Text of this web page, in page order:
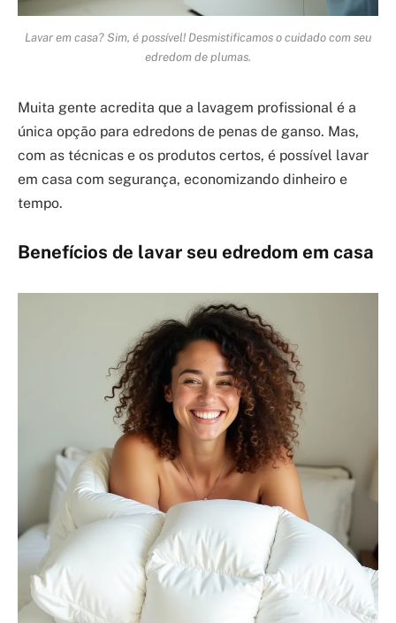
Lavar em casa? Sim, é possível! Desmistificamos o cuidado com seu
edredom de plumas.
Muita gente acredita que a lavagem profissional é a
única opção para edredons de penas de ganso. Mas,
com as técnicas e os produtos certos, é possível lavar
em casa com segurança, economizando dinheiro e
tempo.
Benefícios de lavar seu edredom em casa